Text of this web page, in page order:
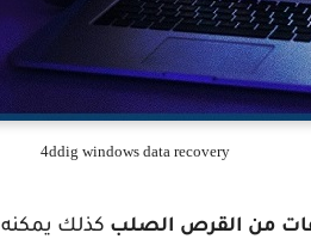
4ddig windows data recovery
من القرص الصلب كذلك يمكنه